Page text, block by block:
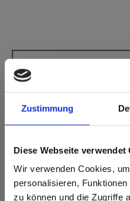
Zustimmung
Diese Webseite verwendet
Wir verwenden Cookies,
personalisieren,
zu können und die Zugriffe
Max decorative
Brown
Dichtstbijzijnde NCS-code: S
Dichtstbijzijnde CMYK-code:
noodzakelijk!